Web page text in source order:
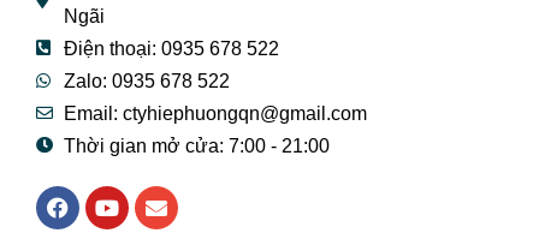
Ngãi
Điện thoại: 0935 678 522
Zalo: 0935 678 522
Email: ctyhiephuongqn@gmail.com
Thời gian mở cửa: 7:00 - 21:00
F
a
Y
o
E
n